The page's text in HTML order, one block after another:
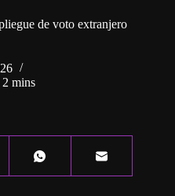
de voto extranjero
2 mins